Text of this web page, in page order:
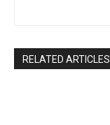
RELATED ARTICLES